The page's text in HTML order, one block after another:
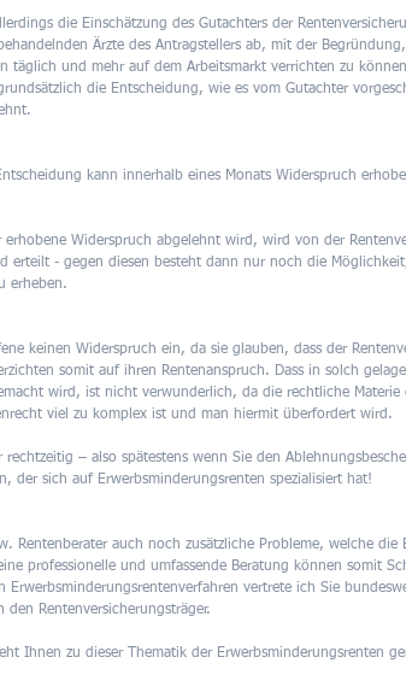
die Einschätzung des Gutachters der
Ärzte des Antragstellers ab, mit der
täglich und mehr auf dem Arbeitsmarkt verrichten zu
die Entscheidung, wie es vom Gutachter
kann innerhalb eines Monats Widerspruch
erhobene Widerspruch abgelehnt wird, wird von der
erteilt - gegen diesen besteht dann nur noch die
erheben.
keinen Widerspruch ein, da sie glauben, dass der
somit auf ihren Rentenanspruch. Dass in solch
wird, ist nicht verwunderlich, da die rechtliche Materie
viel zu komplex ist und man hiermit überfordert wird.
rechtzeitig – also spätestens wenn Sie den
der sich auf Erwerbsminderungsrenten spezialisiert hat!
Rentenberater auch noch zusätzliche Probleme, welche
professionelle und umfassende Beratung können somit
Erwerbsminderungsrentenverfahren vertrete ich Sie
den Rentenversicherungsträger.
Ihnen zu dieser Thematik der Erwerbsminderungsrenten